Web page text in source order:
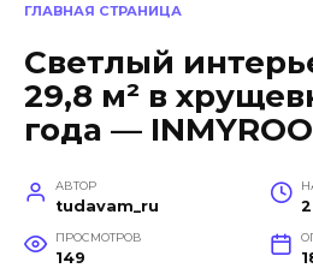
ГЛАВНАЯ СТРАНИЦА
Светлый
29,8 м² в
года —
АВТОР
tudavam_ru
ПРОСМОТРОВ
149